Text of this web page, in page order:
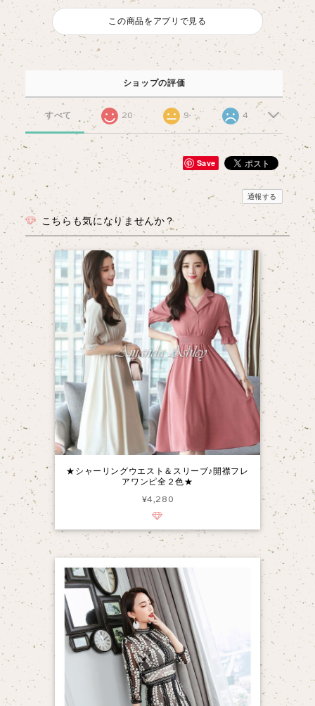
この商品をアプリで見る
ショップの評価
すべて 20 9 4
Save
通報する
こちらも気になりませんか？
★シャーリングウエスト＆スリーブ♪開襟フレ
アワンピ全２色★
¥4,280